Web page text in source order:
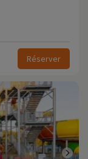
Réserver